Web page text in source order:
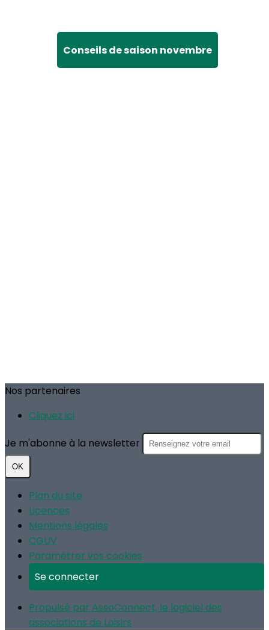
Conseils de saison novembre
Nos partenaires
Cliquez ici
Je m'abonne à la newsletter
OK
Plan du site
Licences
Mentions légales
CGUV
Paramétrer vos cookies
Se connecter
Propulsé par AssoConnect, le logiciel des
associations de Loisirs